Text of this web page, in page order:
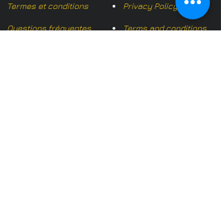
Termes et conditions
Questions fréquentes
Privacy Policy
Terms and conditions